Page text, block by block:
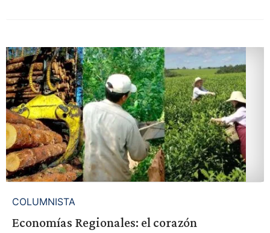
COLUMNISTA
Economías Regionales: el corazón